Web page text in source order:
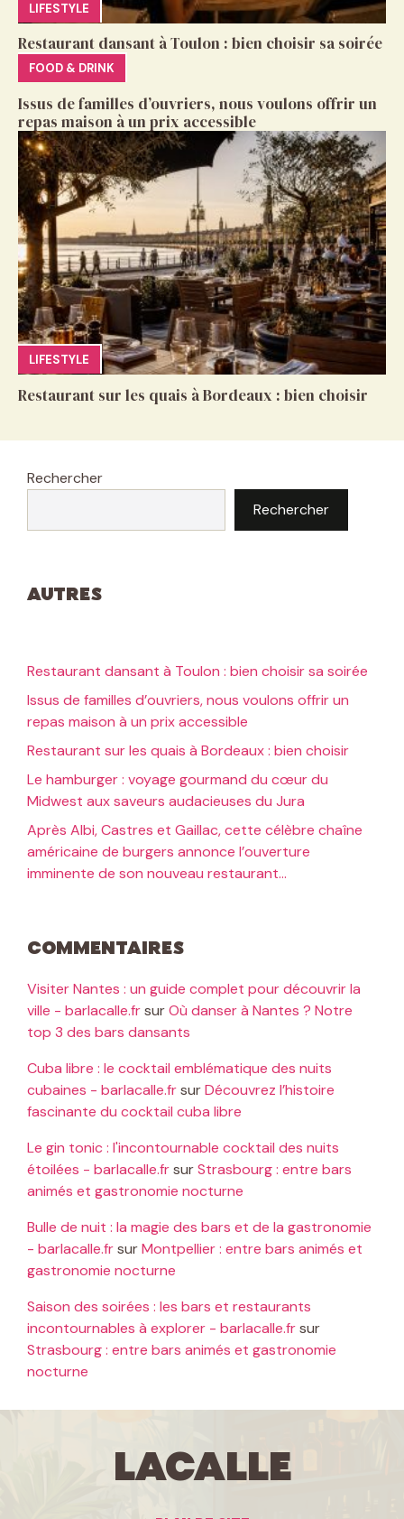
LIFESTYLE
Restaurant dansant à Toulon : bien choisir sa soirée
FOOD & DRINK
Issus de familles d’ouvriers, nous voulons offrir un
repas maison à un prix accessible
LIFESTYLE
Restaurant sur les quais à Bordeaux : bien choisir
Rechercher
Rechercher
Autres
Restaurant dansant à Toulon : bien choisir sa soirée
Issus de familles d’ouvriers, nous voulons offrir un
repas maison à un prix accessible
Restaurant sur les quais à Bordeaux : bien choisir
Le hamburger : voyage gourmand du cœur du
Midwest aux saveurs audacieuses du Jura
Après Albi, Castres et Gaillac, cette célèbre chaîne
américaine de burgers annonce l’ouverture
imminente de son nouveau restaurant…
Commentaires
Visiter Nantes : un guide complet pour découvrir la
ville - barlacalle.frsurOù danser à Nantes ? Notre
top 3 des bars dansants
Cuba libre : le cocktail emblématique des nuits
cubaines - barlacalle.frsurDécouvrez l’histoire
fascinante du cocktail cuba libre
Le gin tonic : l'incontournable cocktail des nuits
étoilées - barlacalle.frsurStrasbourg : entre bars
animés et gastronomie nocturne
Bulle de nuit : la magie des bars et de la gastronomie
- barlacalle.frsurMontpellier : entre bars animés et
gastronomie nocturne
Saison des soirées : les bars et restaurants
incontournables à explorer - barlacalle.frsur
Strasbourg : entre bars animés et gastronomie
nocturne
LaCalle